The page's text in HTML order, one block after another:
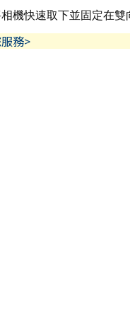
快速取下並固定在雙
務>